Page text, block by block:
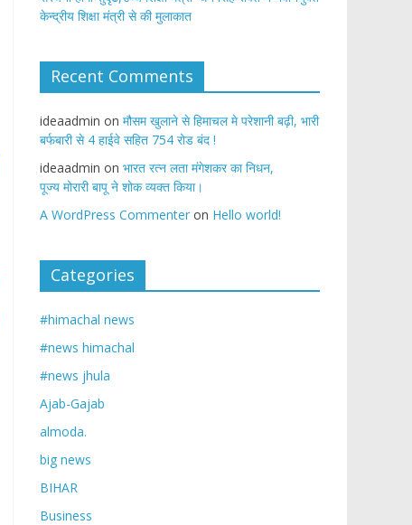
केन्द्रीय शिक्षा मंत्री से की मुलाकात
Recent Comments
ideaadmin on मौसम खुलाने से हिमाचल मे परेशानी बढ़ी, भारी
बर्फबारी से 4 हाईवे सहित 754 रोड बंद !
ideaadmin on भारत रत्न लता मंगेशकर का निधन,
पूज्य मोरारी बापू ने शोक व्यक्त किया।
A WordPress Commenter on Hello world!
Categories
#himachal news
#news himachal
#news jhula
Ajab-Gajab
almoda.
big news
BIHAR
Business